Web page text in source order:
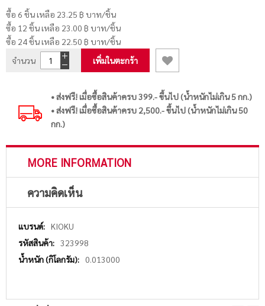
ซื้อ 6 ชิ้น เหลือ 23.25 ฿ บาท/ชิ้น
ซื้อ 12 ชิ้น เหลือ 23.00 ฿ บาท/ชิ้น
ซื้อ 24 ชิ้น เหลือ 22.50 ฿ บาท/ชิ้น
จำนวน
เพิ่มในตะกร้า
• ส่งฟรี! เมื่อซื้อสินค้าครบ 399.- ขึ้นไป (น้ำหนักไม่เกิน 5 กก.)
• ส่งฟรี! เมื่อซื้อสินค้าครบ 2,500.- ขึ้นไป (น้ำหนักไม่เกิน 50
กก.)
MORE INFORMATION
ความคิดเห็น
More
Information
KIOKU
323998
0.013000